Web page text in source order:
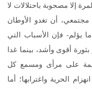
إلا مصحوبة باحتلالات لا
أن تغدو الأوطان
يؤلم- فإن الأسباب التي
أقوى وأشد، بينما غدا
على مرأى ومسمع كل
الحرية واغترابها؛ أما